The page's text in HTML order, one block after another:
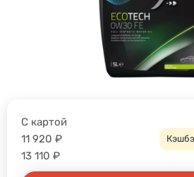
С картой
11 920 ₽
13 110 ₽